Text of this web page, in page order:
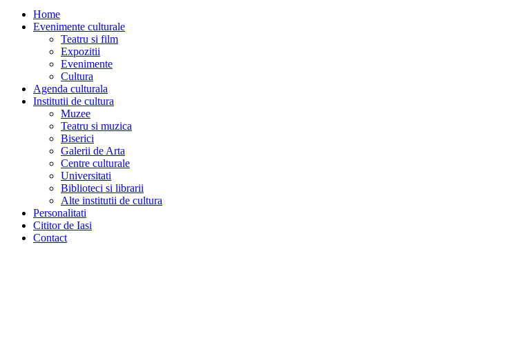
Home
Evenimente culturale
Teatru si film
Expozitii
Evenimente
Cultura
Agenda culturala
Institutii de cultura
Muzee
Teatru si muzica
Biserici
Galerii de Arta
Centre culturale
Universitati
Biblioteci si librarii
Alte institutii de cultura
Personalitati
Cititor de Iasi
Contact